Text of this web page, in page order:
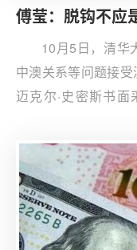
傅莹：脱钩不应
10月5日，清华
中澳关系等问题接
迈克尔·史密斯书面
事件，两国关系出
2014年一年之内两
前所未有。习近平
为全面战略伙伴关
两国签署自贸协定。